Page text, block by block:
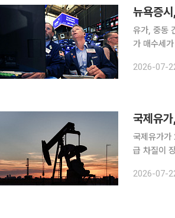
뉴욕증
유가, 중동 긴장 지속에
가 매수세
오른 5만
2026-07-
국제유
국제유가가
급 차질이 장
장을 마감
2026-07-